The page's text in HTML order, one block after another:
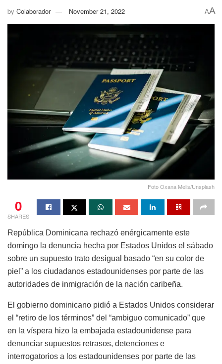
by Colaborador November 21, 2022 AA
Foto Oxana Melis/Unsplash
0
SHARES
República Dominicana rechazó enérgicamente este
domingo la denuncia hecha por Estados Unidos el sábado
sobre un supuesto trato desigual basado “en su color de
piel” a los ciudadanos estadounidenses por parte de las
autoridades de inmigración de la nación caribeña.
El gobierno dominicano pidió a Estados Unidos considerar
el “retiro de los términos” del “ambiguo comunicado” que
en la víspera hizo la embajada estadounidense para
denunciar supuestos retrasos, detenciones e
interrogatorios a los estadounidenses por parte de las